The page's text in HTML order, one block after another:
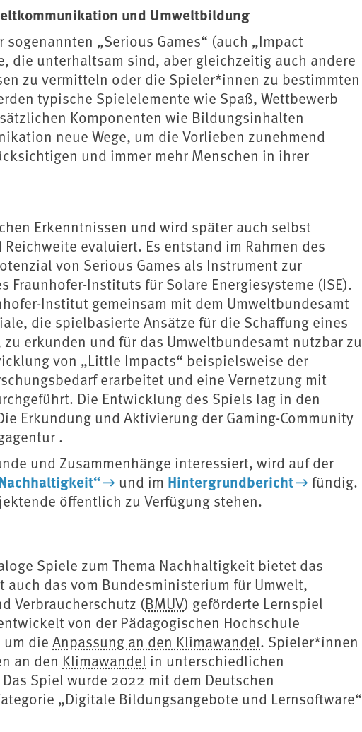
und Umweltbildung
„Serious Games“ (auch „Impact
die unterhaltsam sind, aber gleichzeitig auch andere
zu vermitteln oder die Spieler*innen zu bestimmten
typische Spielelemente wie Spaß, Wettbewerb
Komponenten wie Bildungsinhalten
neue Wege, um die Vorlieben zunehmend
und immer mehr Menschen in ihrer
Erkenntnissen und wird später auch selbst
evaluiert. Es entstand im Rahmen des
von Serious Games als Instrument zur
Fraunhofer-Instituts für Solare Energiesysteme (ISE).
Institut gemeinsam mit dem Umweltbundesamt
die spielbasierte Ansätze für die Schaffung eines
erkunden und für das Umweltbundesamt nutzbar zu
von „Little Impacts“ beispielsweise der
erarbeitet und eine Vernetzung mit
Die Entwicklung des Spiels lag in den
Erkundung und Aktivierung der Gaming-Community
.
und Zusammenhänge interessiert, wird auf der
und im Hintergrundbericht
fündig.
öffentlich zu Verfügung stehen.
Spiele zum Thema Nachhaltigkeit bietet das
auch das vom Bundesministerium für Umwelt,
Verbraucherschutz (BMUV) geförderte Lernspiel
von der Pädagogischen Hochschule
um die Anpassung an den Klimawandel. Spieler*innen
an den Klimawandel in unterschiedlichen
Spiel wurde 2022 mit dem Deutschen
„Digitale Bildungsangebote und Lernsoftware“